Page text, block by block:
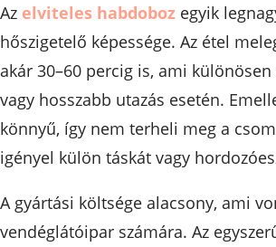
Az elviteles habdoboz egyik
hőszigetelő képessége. Az étel
akár 30–60 percig is, ami
vagy hosszabb utazás esetén.
könnyű, így nem terheli meg a
igényel külön táskát vagy
A gyártási költsége alacsony, ami
vendéglátóipar számára. Az